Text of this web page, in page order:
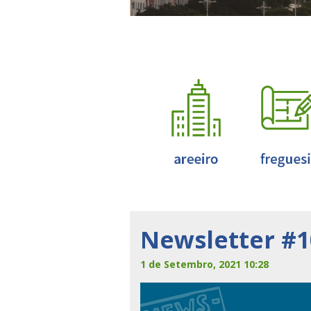
Newsletter
1 de Setembro, 2021 10:28